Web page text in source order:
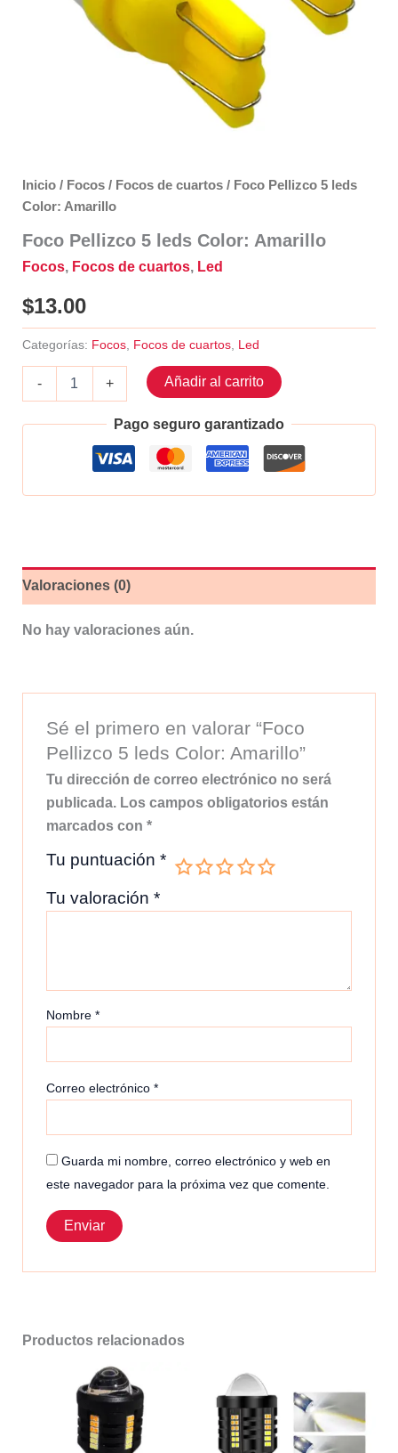
Inicio/ Focos/ Focos de cuartos/ Foco Pellizco 5 leds
Color: Amarillo
Foco Pellizco 5 leds Color: Amarillo
Focos, Focos de cuartos, Led
$13.00
Categorías: Focos, Focos de cuartos, Led
-
leds
+ Añadir al carrito
Pago seguro garantizado
Valoraciones (0)
No hay valoraciones aún.
Sé el primero en valorar “Foco
Pellizco 5 leds Color: Amarillo”
Tu dirección de correo electrónico no será
publicada. Los campos obligatorios están
marcados con*
Tu puntuación*
Tu valoración*
Nombre*
Correo electrónico*
Guarda mi nombre, correo electrónico y web en
este navegador para la próxima vez que comente.
Productos relacionados